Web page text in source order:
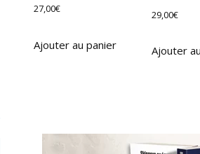
27,00€
Ajouter au panier
29,00€
Ajouter